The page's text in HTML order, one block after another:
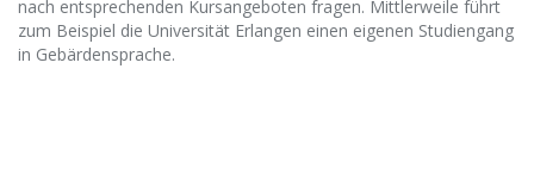
nach entsprechenden Kursangeboten fragen. Mittlerweile führt
zum Beispiel die Universität Erlangen einen eigenen Studiengang
in Gebärdensprache.